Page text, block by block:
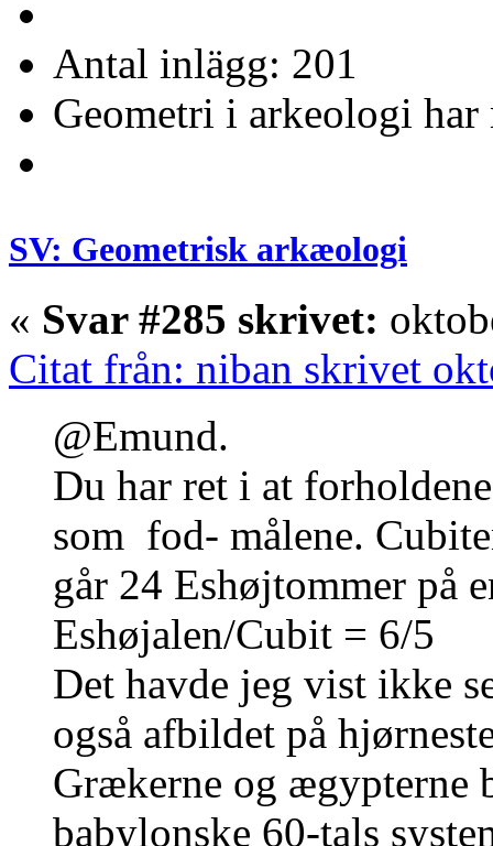
Antal inlägg: 201
Geometri i arkeologi har
SV: Geometrisk arkæologi
« Svar #285 skrivet:
Citat från: niban skrivet
@Emund.
Du har ret i at
som fod- målene.
går 24 Eshøjtommer på
Eshøjalen/Cubit = 6/5
Det havde jeg vist ikke
også afbildet på
Grækerne og ægypterne
babylonske 60-tals